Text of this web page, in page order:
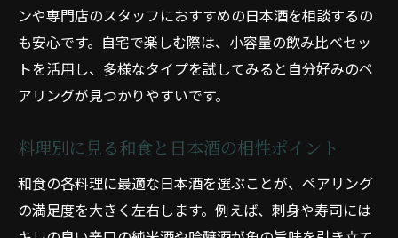
ンや専門店のスタッフにおすすめの日本酒を相談するの
も安心です。自宅で楽しむ際は、小容量の飲み比べセッ
トを活用し、多様なタイプを試してみると自分好みのペ
アリングが見つかりやすいです。
料理別に見る和食と日本酒の相性ポイント
和食の各料理に最適な日本酒を選ぶことが、ペアリング
の満足度を大きく左右します。例えば、刺身や寿司には